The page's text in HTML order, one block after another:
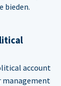
bieden.
account